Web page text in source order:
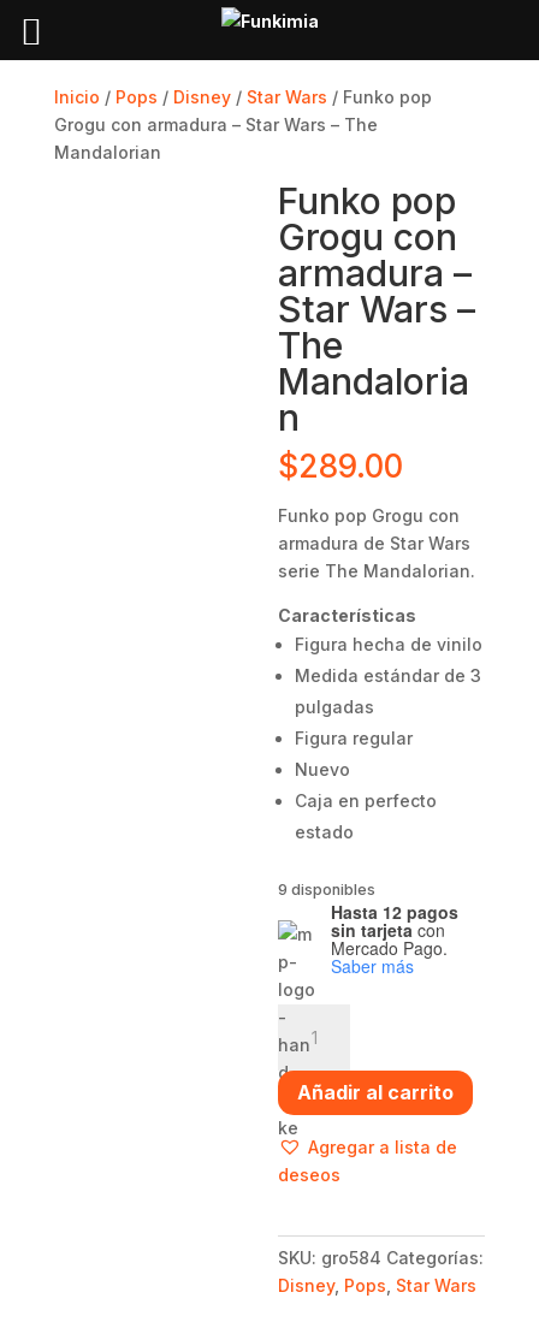
Inicio / Pops / Disney/ Star Wars / Funko pop
Grogu con armadura – Star Wars – The
Mandalorian
Funko pop
Grogu con
armadura –
Star Wars –
The
Mandaloria
n
$289.00
Funko pop Grogu con
armadura de Star Wars
serie The Mandalorian.
Características
Figura hecha de vinilo
Medida estándar de 3
pulgadas
Figura regular
Nuevo
Caja en perfecto
estado
9 disponibles
Hasta 12 pagos
sin tarjeta con
Mercado Pago.
Saber más
Funko
pop
Grogu
con
armadura
-
Star
-
The
Mandalorian
Añadir al carrito
Agregar a lista de
deseos
SKU: gro584 Categorías:
Disney, Pops Star Wars